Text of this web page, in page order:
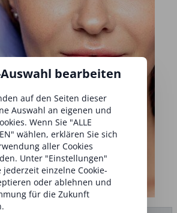
bearbeiten
auf den Seiten dieser
Auswahl an eigenen und
Wenn Sie "ALLE
wählen, erklären Sie sich
aller Cookies
Unter "Einstellungen"
jederzeit einzelne Cookie-
oder ablehnen und
für die Zukunft